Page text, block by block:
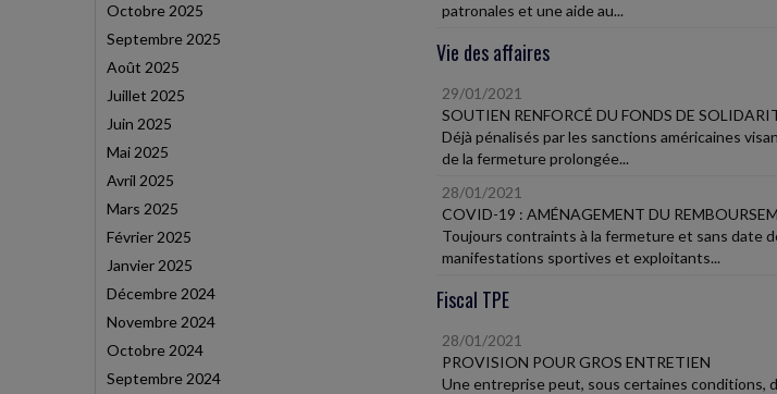
Octobre 2025
Septembre 2025
Août 2025
Juillet 2025
Juin 2025
Mai 2025
Avril 2025
Mars 2025
Février 2025
Janvier 2025
Décembre 2024
Novembre 2024
Octobre 2024
Septembre 2024
patronales et une aide au...
Vie des affaires
29/01/2021
SOUTIEN RENFORCÉ DU FONDS DE
Déjà pénalisés par les sanctions américaines
de la fermeture prolongée...
28/01/2021
COVID-19 : AMÉNAGEMENT DU
Toujours contraints à la fermeture et sans date
manifestations sportives et exploitants...
Fiscal TPE
28/01/2021
PROVISION POUR GROS ENTRETIEN
Une entreprise peut, sous certaines conditions,